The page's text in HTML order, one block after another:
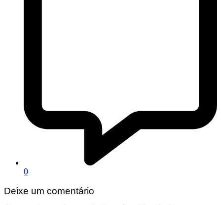
0
Deixe um comentário